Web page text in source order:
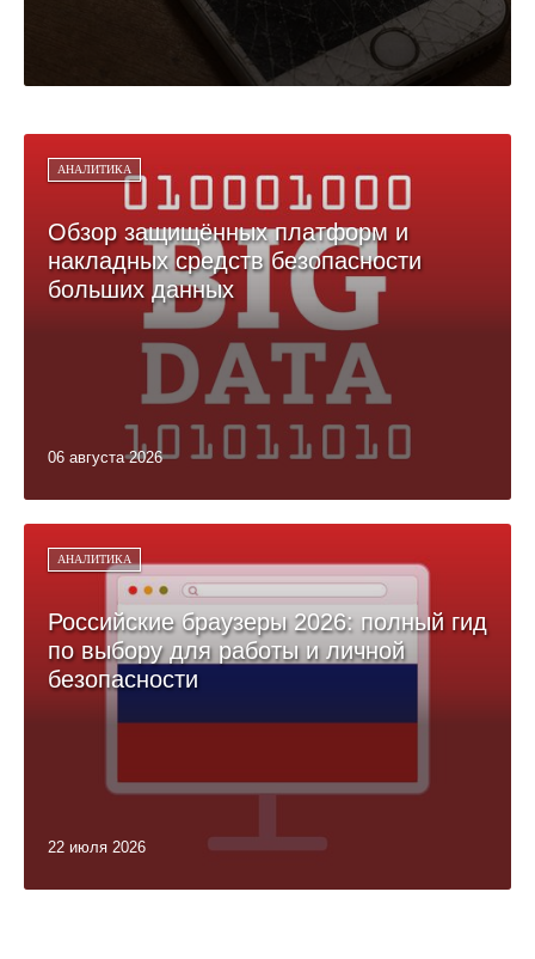
АНАЛИТИКА
Обзор защищённых платформ и
накладных средств безопасности
больших данных
06 августа 2026
АНАЛИТИКА
Российские браузеры 2026: полный гид
по выбору для работы и личной
безопасности
22 июля 2026